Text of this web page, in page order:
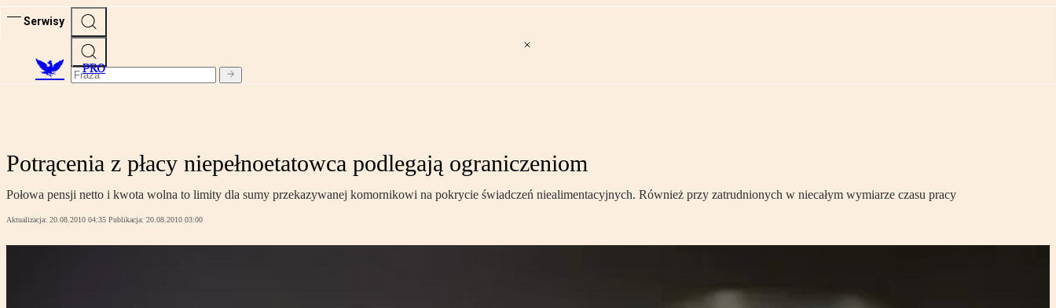
Serwisy
PRO
Potrącenia z płacy niepełnoetatowca podlegają ograniczeniom
Połowa pensji netto i kwota wolna to limity dla sumy przekazywanej komornikowi na pokrycie świadczeń niealimentacyjnych. Również przy zatrudnionych w niecałym wymiarze czasu pracy
Aktualizacja: 20.08.2010 04:35 Publikacja: 20.08.2010 03:00